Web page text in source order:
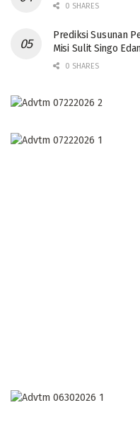
0 SHARES
Prediksi Susunan
Misi Sulit Singo Edan
0 SHARES